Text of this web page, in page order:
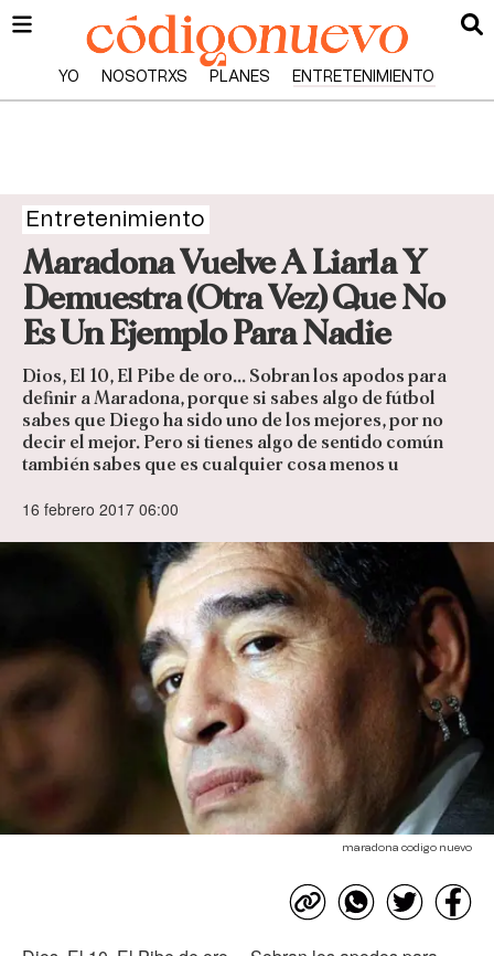
YO NOSOTRXS PLANES ENTRETENIMIENTO
Entretenimiento
Maradona Vuelve A Liarla Y
Demuestra (Otra Vez) Que No
Es Un Ejemplo Para Nadie
Dios, El 10, El Pibe de oro… Sobran los apodos para
definir a Maradona, porque si sabes algo de fútbol
sabes que Diego ha sido uno de los mejores, por no
decir el mejor. Pero si tienes algo de sentido común
también sabes que es cualquier cosa menos u
16 febrero 2017 06:00
maradona codigo nuevo